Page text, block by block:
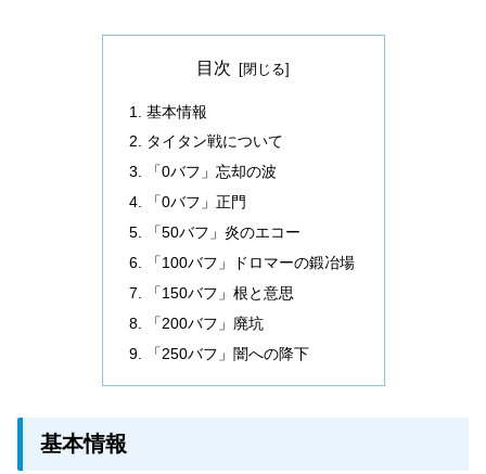
目次
基本情報
タイタン戦について
「0バフ」忘却の波
「0バフ」正門
「50バフ」炎のエコー
「100バフ」ドロマーの鍛冶場
「150バフ」根と意思
「200バフ」廃坑
「250バフ」闇への降下
基本情報